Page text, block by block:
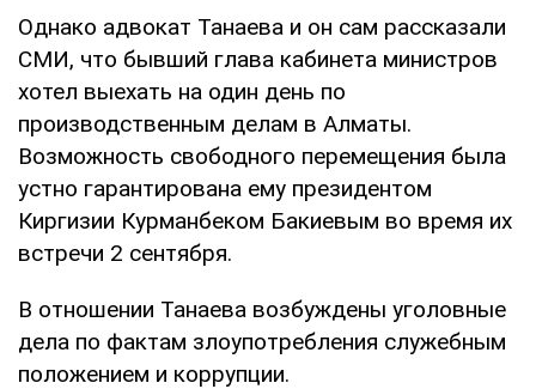
Однако адвокат Танаева и он сам рассказали
СМИ, что бывший глава кабинета министров
хотел выехать на один день по
производственным делам в Алматы.
Возможность свободного перемещения была
устно гарантирована ему президентом
Киргизии Курманбеком Бакиевым во время их
встречи 2 сентября.
В отношении Танаева возбуждены уголовные
дела по фактам злоупотребления служебным
положением и коррупции.